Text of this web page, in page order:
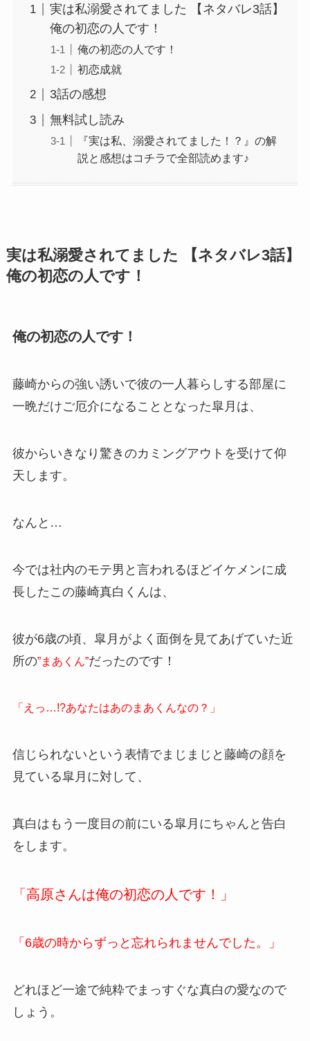
実は私溺愛されてました 【ネタバレ3話】
俺の初恋の人です！
俺の初恋の人です！
初恋成就
3話の感想
無料試し読み
『実は私、溺愛されてました！？』の解
説と感想はコチラで全部読めます♪
実は私溺愛されてました 【ネタバレ3話】
俺の初恋の人です！
俺の初恋の人です！
藤崎からの強い誘いで彼の一人暮らしする部屋に
一晩だけご厄介になることとなった皐月は、
彼からいきなり驚きのカミングアウトを受けて仰
天します。
なんと…
今では社内のモテ男と言われるほどイケメンに成
長したこの藤崎真白くんは、
彼が6歳の頃、皐月がよく面倒を見てあげていた近
所の”まあくん”だったのです！
「えっ…!?あなたはあのまあくんなの？」
信じられないという表情でまじまじと藤崎の顔を
見ている皐月に対して、
真白はもう一度目の前にいる皐月にちゃんと告白
をします。
「高原さんは俺の初恋の人です！」
「6歳の時からずっと忘れられませんでした。」
どれほど一途で純粋でまっすぐな真白の愛なので
しょう。